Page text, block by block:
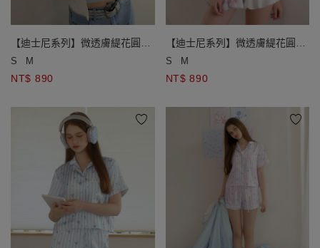
【迪士尼系列】微透膚緹花圓領
短袖短版排扣開襟針織衫
S M
NT$ 890
【迪士尼系列】微透膚緹花圓領
短袖短版排扣開襟針織衫
S M
NT$ 890